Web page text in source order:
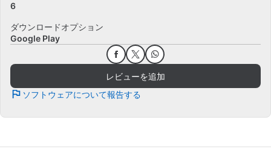
6
ダウンロードオプション
Google Play
レビューを追加
ソフトウェアについて報告する